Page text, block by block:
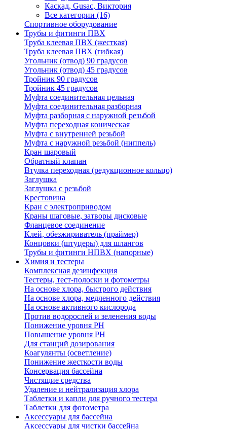
Каскад, Gusac, Виктория
Все категории (16)
Спортивное оборудование
Трубы и фитинги ПВХ
Труба клеевая ПВХ (жесткая)
Труба клеевая ПВХ (гибкая)
Угольник (отвод) 90 градусов
Угольник (отвод) 45 градусов
Тройник 90 градусов
Тройник 45 градусов
Муфта соединительная цельная
Муфта соединительная разборная
Муфта разборная с наружной резьбой
Муфта переходная коническая
Муфта с внутренней резьбой
Муфта с наружной резьбой (ниппель)
Кран шаровый
Обратный клапан
Втулка переходная (редукционное кольцо)
Заглушка
Заглушка с резьбой
Крестовина
Кран с электроприводом
Краны шаговые, затворы дисковые
Фланцевое соединение
Клей, обезжириватель (праймер)
Концовки (штуцеры) для шлангов
Трубы и фитинги НПВХ (напорные)
Химия и тестеры
Комплексная дезинфекция
Тестеры, тест-полоски и фотометры
На основе хлора, быстрого действия
На основе хлора, медленного действия
На основе активного кислорода
Против водорослей и зеленения воды
Понижение уровня РН
Повышение уровня РН
Для станций дозирования
Коагулянты (осветление)
Понижение жесткости воды
Консервация бассейна
Чистящие средства
Удаление и нейтрализация хлора
Таблетки и капли для ручного тестера
Таблетки для фотометра
Аксессуары для бассейна
Аксессуары для чистки бассейна